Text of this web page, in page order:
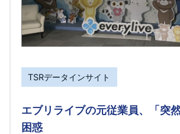
TSRデータインサイト
エブリライブの元従業員、「突
困惑